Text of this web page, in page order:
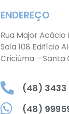
ENDEREÇO
Rua Major Acácio
Sala 108 Edifício
Criciúma – Santa
(48) 3433
(48)